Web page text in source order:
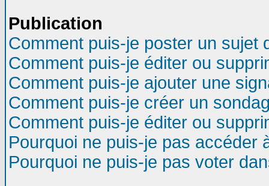
Publication
Comment puis-je poster un sujet
Comment puis-je éditer ou
Comment puis-je ajouter une
Comment puis-je créer un
Comment puis-je éditer ou
Pourquoi ne puis-je pas accéder
Pourquoi ne puis-je pas voter